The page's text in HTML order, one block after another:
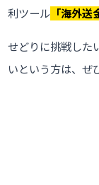
利ツール 「海外送
せどりに挑戦した
いという方は、ぜ